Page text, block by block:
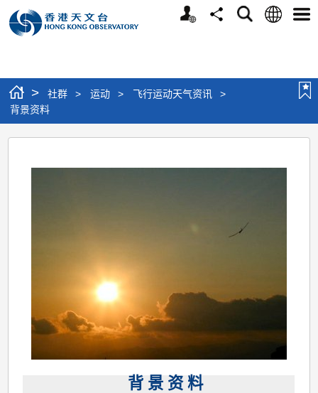
个
分
搜
语
选
> 社群 > 运动 > 飞行运动天气资讯
>
背景资料
背
背 景 资 料